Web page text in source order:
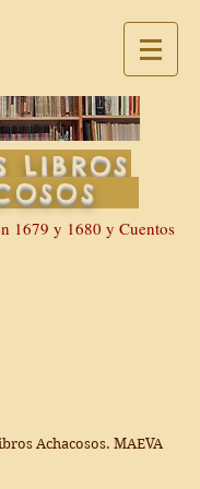
LIBROS
1679 y 1680 y Cuentos
Achacosos. MAEVA